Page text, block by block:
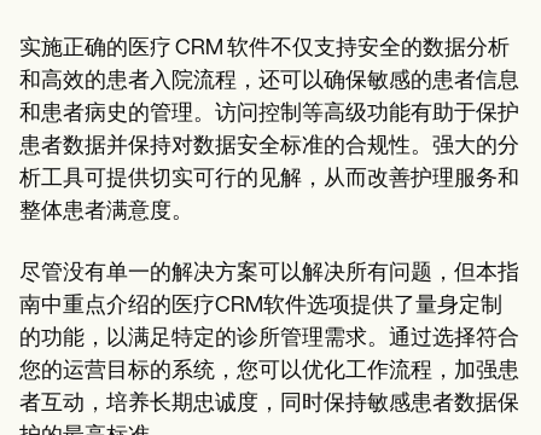
实施正确的医疗 CRM 软件不仅支持安全的数据分析
和高效的患者入院流程，还可以确保敏感的患者信息
和患者病史的管理。访问控制等高级功能有助于保护
患者数据并保持对数据安全标准的合规性。强大的分
析工具可提供切实可行的见解，从而改善护理服务和
整体患者满意度。
尽管没有单一的解决方案可以解决所有问题，但本指
南中重点介绍的医疗CRM软件选项提供了量身定制
的功能，以满足特定的诊所管理需求。通过选择符合
您的运营目标的系统，您可以优化工作流程，加强患
者互动，培养长期忠诚度，同时保持敏感患者数据保